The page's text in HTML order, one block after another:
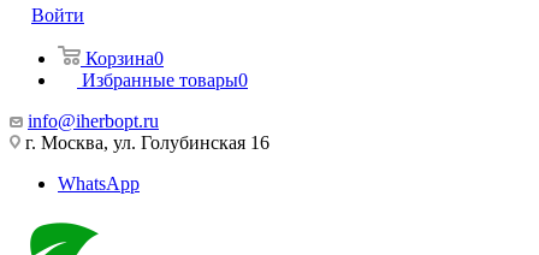
Войти
Корзина0
Избранные товары0
info@iherbopt.ru
г. Москва, ул. Голубинская 16
WhatsApp